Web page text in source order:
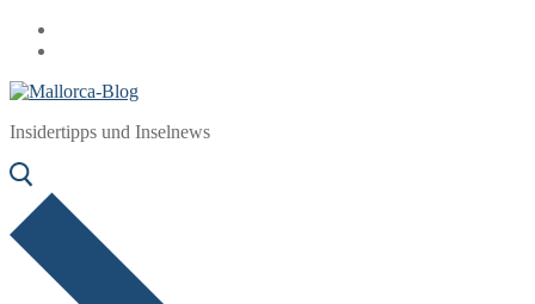
Zum
Inhalt
Menü
Schließen
Insidertipps und Inselnews